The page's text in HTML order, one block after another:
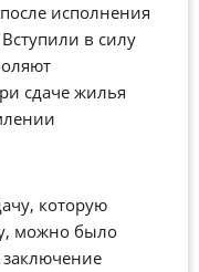
исполнения
в силу
сдаче жилья
которую
можно было